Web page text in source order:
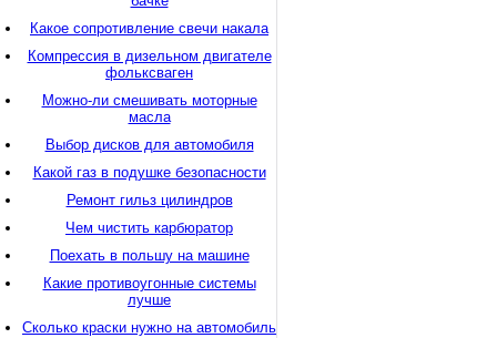
Какое сопротивление свечи накала
Компрессия в дизельном двигателе
фольксваген
Можно-ли смешивать моторные
масла
Выбор дисков для автомобиля
Какой газ в подушке безопасности
Ремонт гильз цилиндров
Чем чистить карбюратор
Поехать в польшу на машине
Какие противоугонные системы
лучше
Сколько краски нужно на автомобиль